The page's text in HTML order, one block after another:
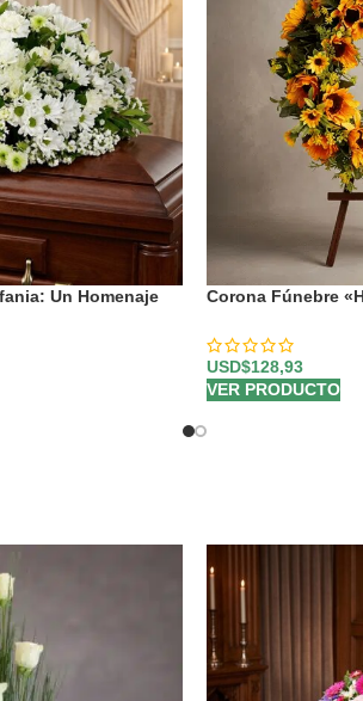
Un Homenaje
Corona Fúnebre
USD$128,93
VER PRODUCTO